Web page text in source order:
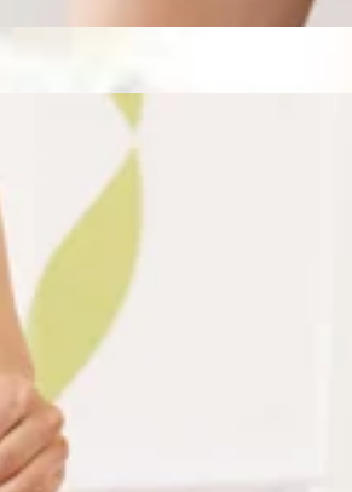
いので、体調には気を付けていき
。..:゜:..。o○☆○o。..:゜:..。
めてみませんか?ぜひこの機会にリ